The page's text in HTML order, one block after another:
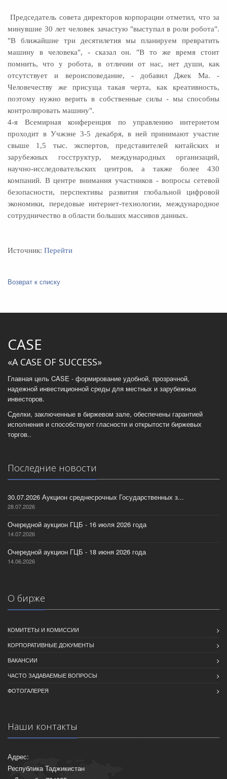
Председатель совета директоров корпорации отметил, что за
минувшие 30 лет человек зачастую "выступал в роли робота".
"В ближайшие три десятилетия мы планируем превратить
машину в человека", - сказал он. "В то же время стоит
помнить, что у робота, в отличии от нас, нет души, как
отсутствует и вероисповедание, - добавил Джек Ма. -
Человечеству же присуща такая черта, как креативность,
поэтому нужно верить в собственные силы - мы способны
контролировать машину".
4-я Всемирная конференция по управлению интернетом
проходит в Учжэне 3-5 декабря, в ней принимают участие
свыше 1,5 тыс. экспертов, представителей китайских и
зарубежных госструктур, международных организаций,
научно-исследовательских центров, а также более 430
компаний. В центре внимания участников - вопросы сетевой
безопасности, перспективы развития глобальной цифровой
экономики, передовые интернет-технологии, международное
сотрудничество в области больших массивов данных.
Источник: Перейти
Возврат к списку
CASE
«A CASE OF SUCCESS»
Главная цель CASE - формирование удобной, прозрачной,
надежной инвестиционной среды для местных и зарубежных
инвесторов.
Сделки, заключенные в биржевом зале, обеспечены гарантией
исполнения и способствуют гласности и открытости биржевых
торгов..
Последние новости
30.07.2026 Аукцион среднесрочных Государственных з...
28.07.2026
Очередной аукцион ГЦБ - 16 июля 2026 года
14.07.2026
Очередной аукцион ГЦБ - 18 июня 2026 года
14.06.2026
О бирже
КОМИТЕТЫ И КОМИССИИ
КОРПОРАТИВНЫЕ ДОКУМЕНТЫ
ВАКАНСИИ
ЧАСТО ЗАДАВАЕМЫЕ ВОПРОСЫ
ФОТОГАЛЕРЕЯ
Наши контакты
Адрес:
Республика Таджикистан